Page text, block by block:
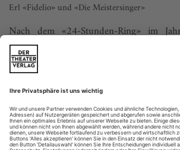
Erl «Fidelio» und «Die Meistersinger»
Nach dem «24-Stunden-Ring» im
einwöchigen «Sixpack» mit der Tetra-
«Parsifal» 2007 gaben sich die
nachgerade bescheiden: Zwei
Festival-Chef Gustav Kuhn
«Meistersingern» und «Fidelio»
Schwergewichte.
Erl ist das Unikum...